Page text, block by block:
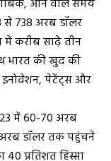
आने वाले समय
738 अरब डॉलर
करीब साढ़े तीन
भारत की खुद की
इनोवेशन, पेटेंट्स और
में 60-70 अरब
डॉलर तक पहुंचने
प्रतिशत हिस्सा